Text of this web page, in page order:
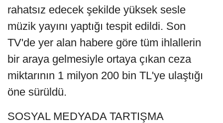
rahatsız edecek şekilde yüksek sesle
müzik yayını yaptığı tespit edildi. Son
TV'de yer alan habere göre tüm ihlallerin
bir araya gelmesiyle ortaya çıkan ceza
miktarının 1 milyon 200 bin TL'ye ulaştığı
öne sürüldü.
SOSYAL MEDYADA TARTIŞMA